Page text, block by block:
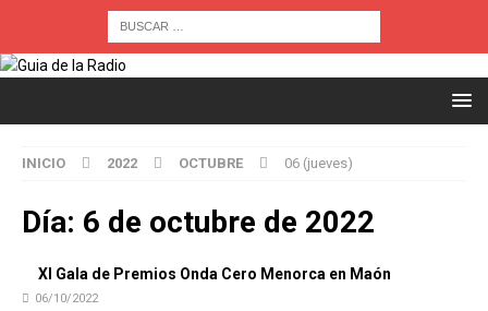
INICIO 2022 OCTUBRE 06 (jueves)
Día: 6 de octubre de 2022
XI Gala de Premios Onda Cero Menorca en Maón
06/10/2022